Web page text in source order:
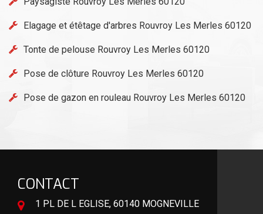
Elagage et étêtage d'arbres Rouvroy Les Merles 60120
Tonte de pelouse Rouvroy Les Merles 60120
Pose de clôture Rouvroy Les Merles 60120
Pose de gazon en rouleau Rouvroy Les Merles 60120
CONTACT
1 PL DE L EGLISE, 60140 MOGNEVILLE